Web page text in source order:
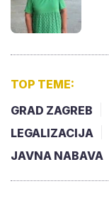
TOP TEME:
GRAD ZAGREB
LEGALIZACIJA
JAVNA NABAVA